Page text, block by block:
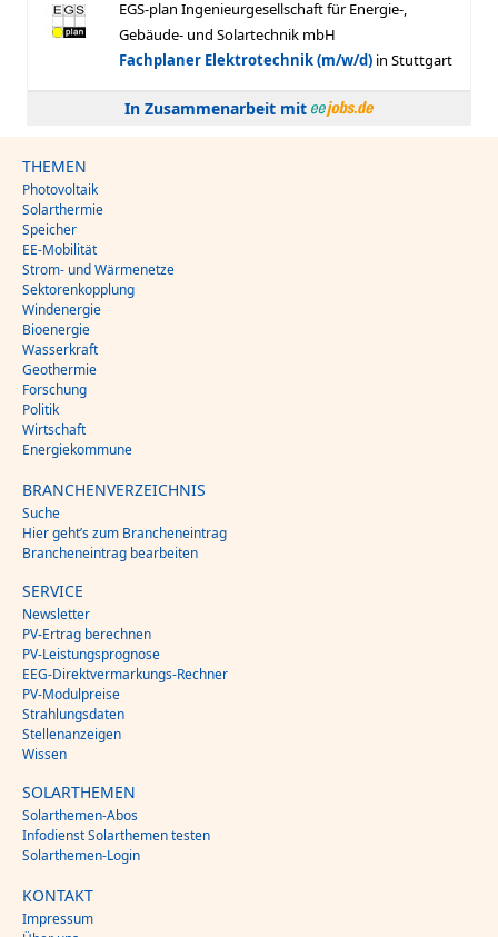
In Zusammenarbeit mit
THEMEN
Photovoltaik
Solarthermie
Speicher
EE-Mobilität
Strom- und Wärmenetze
Sektorenkopplung
Windenergie
Bioenergie
Wasserkraft
Geothermie
Forschung
Politik
Wirtschaft
Energiekommune
BRANCHENVERZEICHNIS
Suche
Hier geht’s zum Brancheneintrag
Brancheneintrag bearbeiten
SERVICE
Newsletter
PV-Ertrag berechnen
PV-Leistungsprognose
EEG-Direktvermarkungs-Rechner
PV-Modulpreise
Strahlungsdaten
Stellenanzeigen
Wissen
SOLARTHEMEN
Solarthemen-Abos
Infodienst Solarthemen testen
Solarthemen-Login
KONTAKT
Impressum